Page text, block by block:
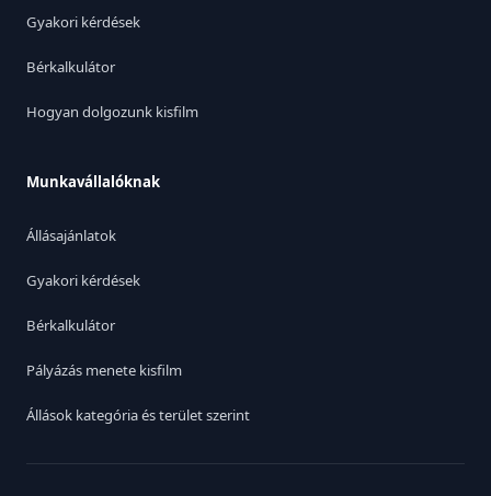
Gyakori kérdések
Bérkalkulátor
Hogyan dolgozunk kisfilm
Munkavállalóknak
Állásajánlatok
Gyakori kérdések
Bérkalkulátor
Pályázás menete kisfilm
Állások kategória és terület szerint